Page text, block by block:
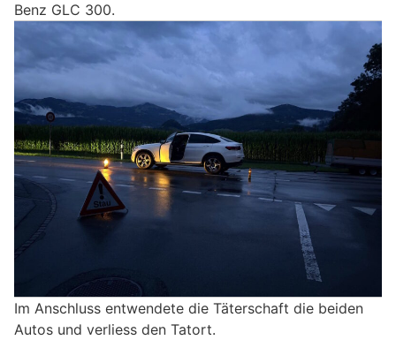
Benz GLC 300.
Im Anschluss entwendete die Täterschaft die beiden
Autos und verliess den Tatort.